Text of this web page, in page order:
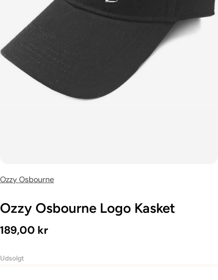
Ozzy Osbourne
Ozzy Osbourne Logo Kasket
189,00 kr
Udsolgt